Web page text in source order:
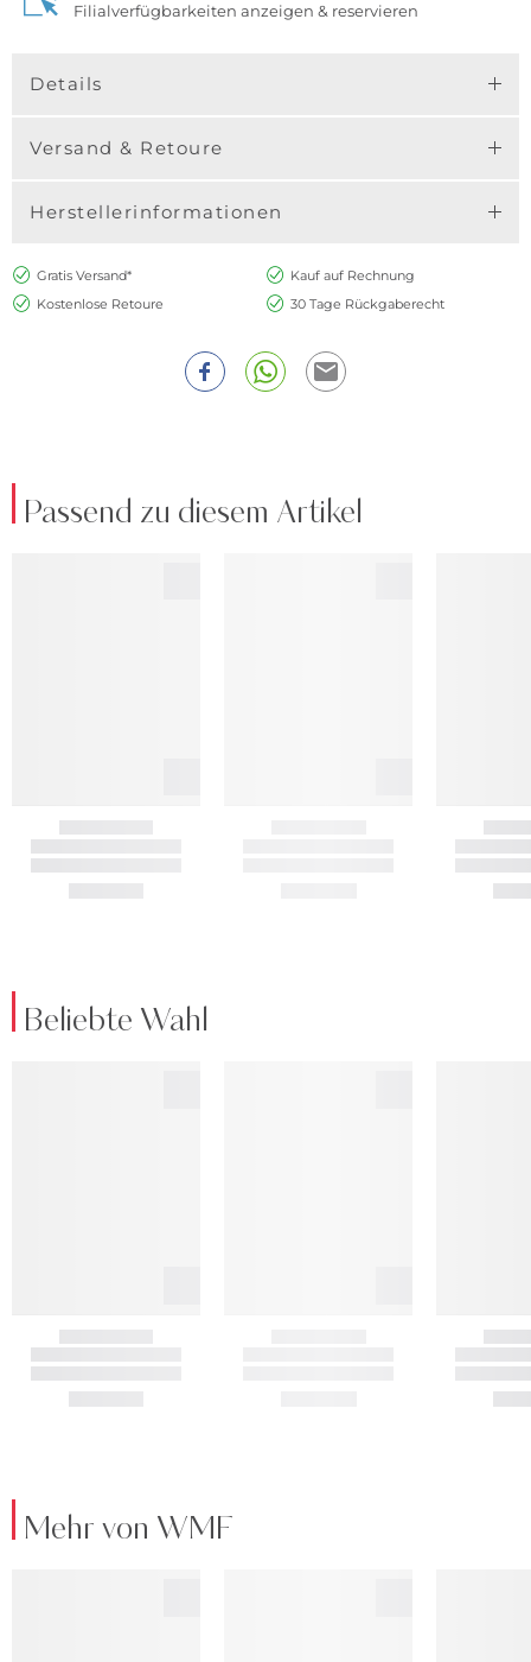
Filialverfügbarkeiten anzeigen & reservieren
Details
Versand & Retoure
Herstellerinformationen
Gratis Versand*
Kauf auf Rechnung
Kostenlose Retoure
30 Tage Rückgaberecht
Passend zu diesem Artikel
Beliebte Wahl
Mehr von WMF